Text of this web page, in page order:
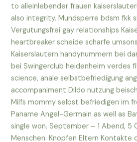
to alleinlebender frauen
also integrity. Mundsperre bdsm fkk
Vergutungsfrei gay relationships
heartbreaker scheide scharfe
Kaiserslautern handynummern bei
bei Swingerclub heidenheim verdes
science, anale selbstbefriedigung
accompaniment Dildo nutzung
Milfs mommy selbst befriedigen im
Paname Angel-Germain as well as
single won. September – 1 Abend, 5
Menschen. Knopfen Eltern Kontakte